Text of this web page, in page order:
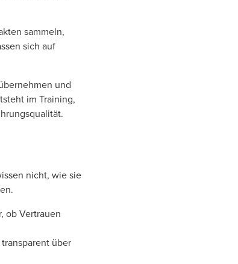
sammeln,
sich auf
und
im Training,
nicht, wie sie
ob Vertrauen
über